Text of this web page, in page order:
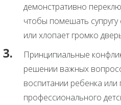
демонстративно
чтобы помешать
или хлопает громко
Принципиальные
решении важных
воспитании ребенка
профессионального